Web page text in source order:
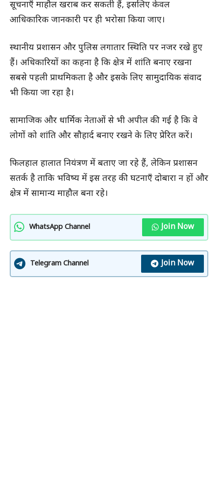
सूचनाएँ माहौल खराब कर सकती हैं, इसलिए केवल
आधिकारिक जानकारी पर ही भरोसा किया जाए।
स्थानीय प्रशासन और पुलिस लगातार स्थिति पर नजर रखे हुए
हैं। अधिकारियों का कहना है कि क्षेत्र में शांति बनाए रखना
सबसे पहली प्राथमिकता है और इसके लिए सामुदायिक संवाद
भी किया जा रहा है।
सामाजिक और धार्मिक नेताओं से भी अपील की गई है कि वे
लोगों को शांति और सौहार्द बनाए रखने के लिए प्रेरित करें।
फिलहाल हालात नियंत्रण में बताए जा रहे हैं, लेकिन प्रशासन
सतर्क है ताकि भविष्य में इस तरह की घटनाएँ दोबारा न हों और
क्षेत्र में सामान्य माहौल बना रहे।
WhatsApp Channel Join Now
Telegram Channel Join Now